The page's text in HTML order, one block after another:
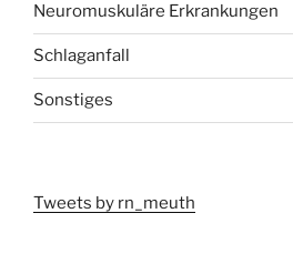
Neuromuskuläre Erkrankungen
Schlaganfall
Sonstiges
Tweets by rn_meuth